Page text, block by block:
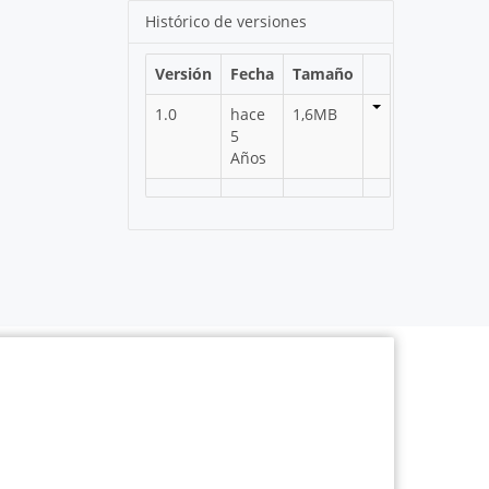
Histórico de versiones
Versión Fecha
Tamaño
1.0
hace
5
Años
1,6MB